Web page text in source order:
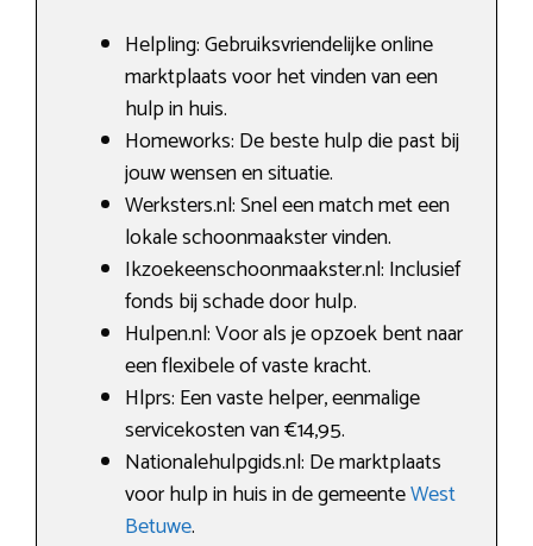
Helpling: Gebruiksvriendelijke online
marktplaats voor het vinden van een
hulp in huis.
Homeworks: De beste hulp die past bij
jouw wensen en situatie.
Werksters.nl: Snel een match met een
lokale schoonmaakster vinden.
Ikzoekeenschoonmaakster.nl: Inclusief
fonds bij schade door hulp.
Hulpen.nl: Voor als je opzoek bent naar
een flexibele of vaste kracht.
Hlprs: Een vaste helper, eenmalige
servicekosten van €14,95.
Nationalehulpgids.nl: De marktplaats
voor hulp in huis in de gemeenteWest
Betuwe.